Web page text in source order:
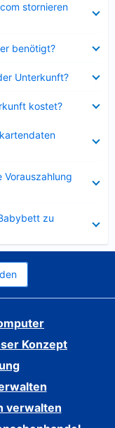
stornieren
benötigt?
Unterkunft?
kostet?
Vorauszahlung
zu
Konzept
verwalten